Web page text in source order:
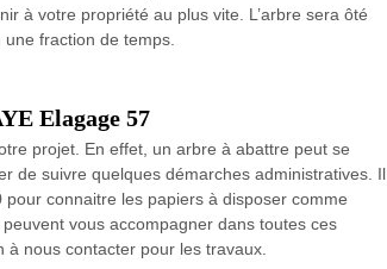
à votre propriété au plus vite. L’arbre sera ôté
une fraction de temps.
Elagage 57
projet. En effet, un arbre à abattre peut se
de suivre quelques démarches administratives. Il
connaitre les papiers à disposer comme
peuvent vous accompagner dans toutes ces
à nous contacter pour les travaux.